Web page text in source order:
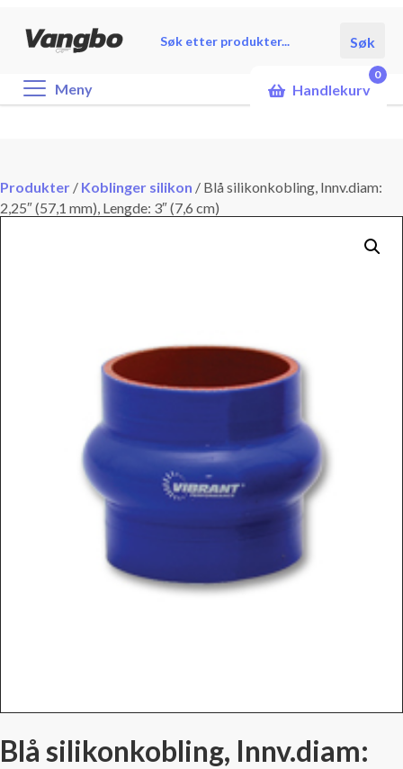
search
Søk
Meny Handlekurv
0
Produkter / Koblinger silikon / Blå silikonkobling, Innv.diam:
2,25″ (57,1 mm), Lengde: 3″ (7,6 cm)
Blå silikonkobling, Innv.diam: